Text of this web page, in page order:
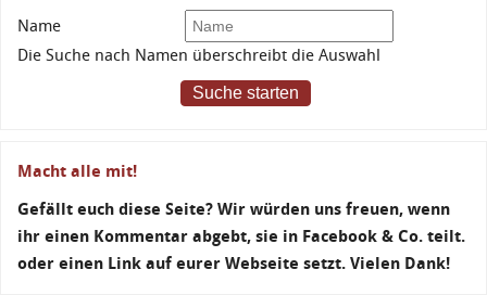
Name
Die Suche nach Namen überschreibt die Auswahl
Suche starten
Macht alle mit!
Gefällt euch diese Seite? Wir würden uns freuen, wenn
ihr einen Kommentar abgebt, sie in Facebook & Co. teilt.
oder einen Link auf eurer Webseite setzt. Vielen Dank!